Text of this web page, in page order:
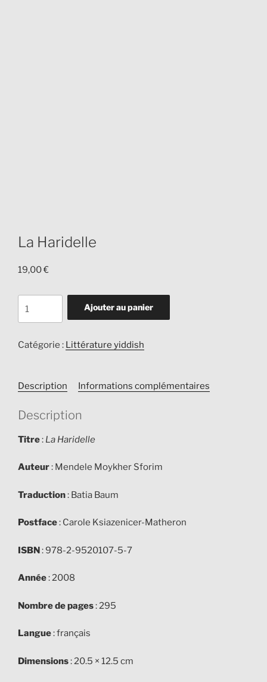
La Haridelle
19,00€
Haridelle
Ajouter au panier
Catégorie : Littérature yiddish
Description Informations complémentaires
Description
Titre: La Haridelle
Auteur: Mendele Moykher Sforim
Traduction: Batia Baum
Postface: Carole Ksiazenicer-Matheron
ISBN: 978-2-9520107-5-7
Année: 2008
Nombre de pages: 295
Langue: français
Dimensions: 20.5 × 12.5 cm